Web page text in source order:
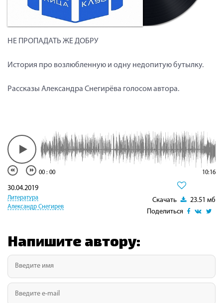
НЕ ПРОПАДАТЬ ЖЕ ДОБРУ
История про возлюбленную и одну недопитую бутылку.
Рассказы Александра Снегирёва голосом автора.
00 : 00 10:16
Скачать
23.51 мб
Поделиться
30.04.2019
Литература
Александр Снегирев
Напишите автору: